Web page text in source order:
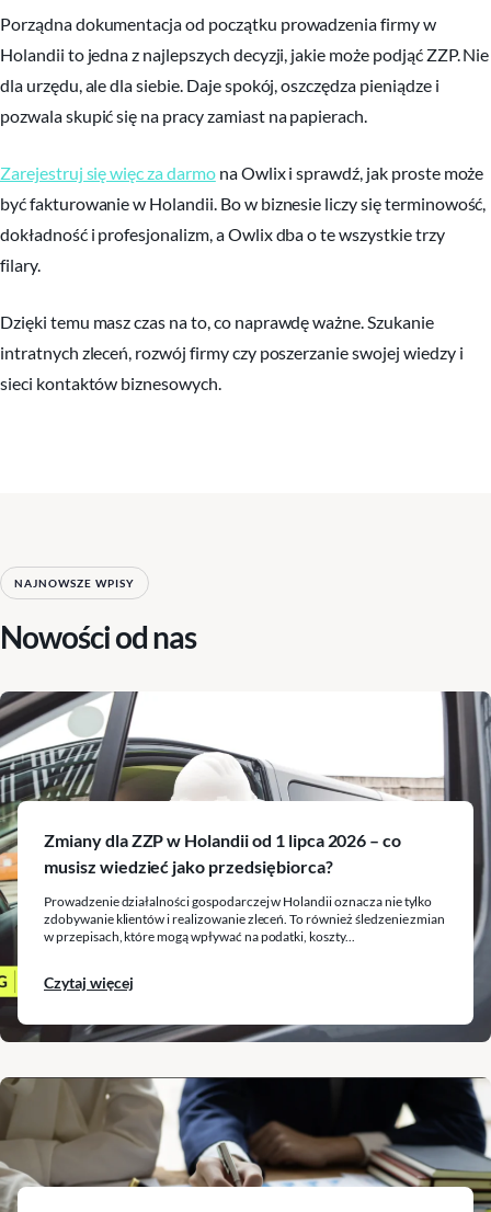
Porządna dokumentacja od początku prowadzenia firmy w
Holandii to jedna z najlepszych decyzji, jakie może podjąć ZZP. Nie
dla urzędu, ale dla siebie. Daje spokój, oszczędza pieniądze i
pozwala skupić się na pracy zamiast na papierach.
Zarejestruj się więc za darmona Owlix i sprawdź, jak proste może
być fakturowanie w Holandii. Bo w biznesie liczy się terminowość,
dokładność i profesjonalizm, a Owlix dba o te wszystkie trzy
filary.
Dzięki temu masz czas na to, co naprawdę ważne. Szukanie
intratnych zleceń, rozwój firmy czy poszerzanie swojej wiedzy i
sieci kontaktów biznesowych.
NAJNOWSZE WPISY
Nowości od nas
Zmiany dla ZZP w Holandii od 1 lipca 2026 – co
musisz wiedzieć jako przedsiębiorca?
Prowadzenie działalności gospodarczej w Holandii oznacza nie tylko
zdobywanie klientów i realizowanie zleceń. To również śledzenie zmian
w przepisach, które mogą wpływać na podatki, koszty...
Czytaj więcej